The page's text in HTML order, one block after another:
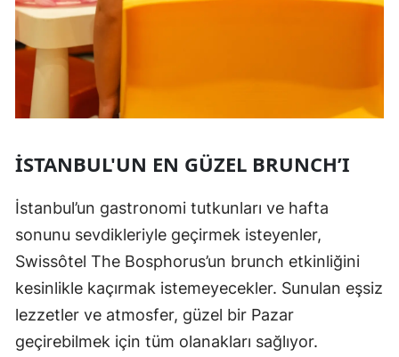
İSTANBUL'UN EN GÜZEL BRUNCH’I
İstanbul’un gastronomi tutkunları ve hafta
sonunu sevdikleriyle geçirmek isteyenler,
Swissôtel The Bosphorus’un brunch etkinliğini
kesinlikle kaçırmak istemeyecekler. Sunulan eşsiz
lezzetler ve atmosfer, güzel bir Pazar
geçirebilmek için tüm olanakları sağlıyor.